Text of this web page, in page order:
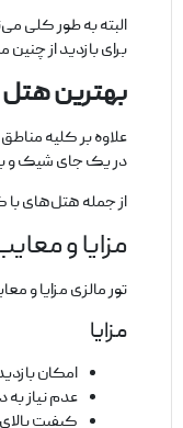
البته به طور کلی
برای بازدید از
بهترین
علاوه بر کلیه
در یک جای شیک و
از جمله هتل‌های
مزایا و
تور مالزی مزایا و
مزایا
امکان
عدم نیاز به
کیفیت